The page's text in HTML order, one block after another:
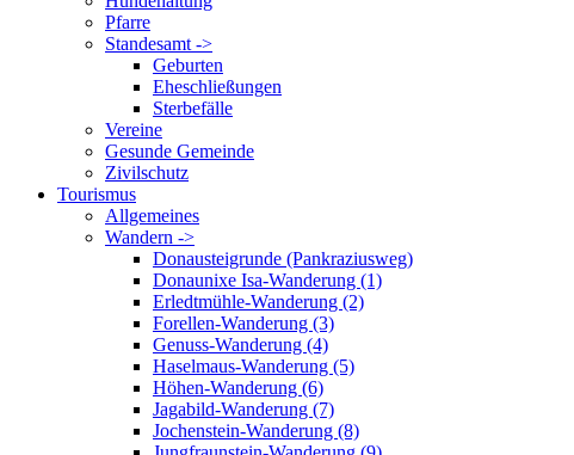
Pfarre
Standesamt ->
Geburten
Eheschließungen
Sterbefälle
Vereine
Gesunde Gemeinde
Zivilschutz
Tourismus
Allgemeines
Wandern ->
Donausteigrunde (Pankraziusweg)
Donaunixe Isa-Wanderung (1)
Erledtmühle-Wanderung (2)
Forellen-Wanderung (3)
Genuss-Wanderung (4)
Haselmaus-Wanderung (5)
Höhen-Wanderung (6)
Jagabild-Wanderung (7)
Jochenstein-Wanderung (8)